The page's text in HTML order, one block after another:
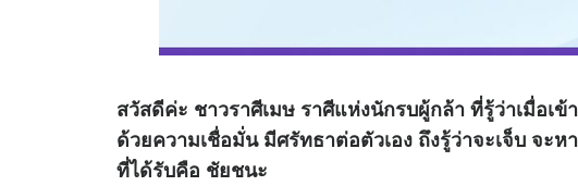
สวัสดีค่ะ ชาวราศีเมษ ราศีแห่งนักรบผู้กล้า ที่รู้ว่าเมื่อเ
ด้วยความเชื่อมั่น มีศรัทธาต่อตัวเอง ถึงรู้ว่าจะเจ็บ จะ
ที่ได้รับคือ ชัยชนะ